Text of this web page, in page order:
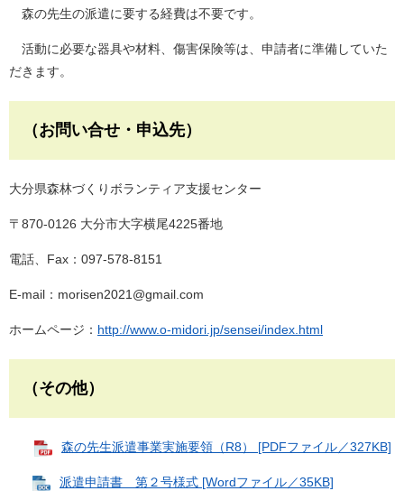
森の先生の派遣に要する経費は不要です。
活動に必要な器具や材料、傷害保険等は、申請者に準備していた
だきます。
（お問い合せ・申込先）
大分県森林づくりボランティア支援センター
〒870-0126 大分市大字横尾4225番地
電話、Fax：097-578-8151
E-mail：morisen2021@gmail.com​
ホームページ： http://www.o-midori.jp/sensei/index.html
（その他）
森の先生派遣事業実施要領（R8） [PDFファイル／327KB]
派遣申請書 第２号様式 [Wordファイル／35KB]